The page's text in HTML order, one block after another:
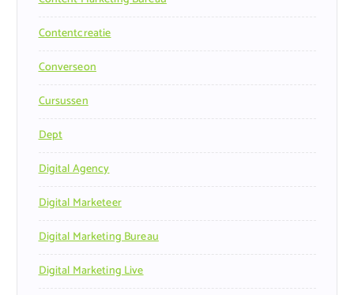
Contentcreatie
Converseon
Cursussen
Dept
Digital Agency
Digital Marketeer
Digital Marketing Bureau
Digital Marketing Live